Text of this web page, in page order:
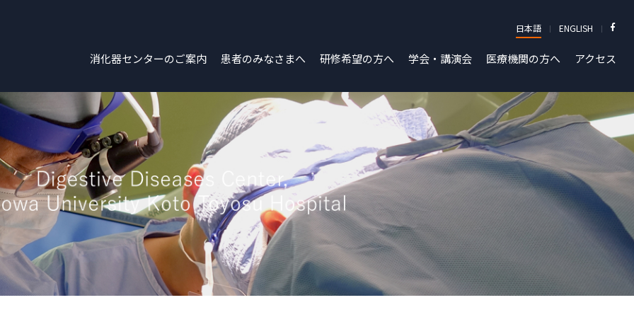
日本語 ENGLISH
消化器センターのご案内 患者のみなさまへ 研修希望の方へ 学会・講演会 医療機関の方へ アクセス